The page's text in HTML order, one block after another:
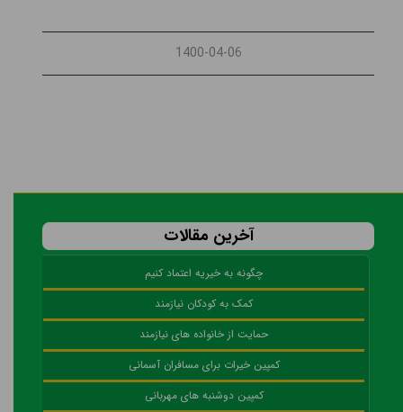
1400-04-06
آخرین مقالات
چگونه به خیریه اعتماد کنیم
کمک به کودکان نیازمند
حمایت از خانواده‌ های نیازمند
کمپین خیرات برای مسافران آسمانی
کمپین دوشنبه ‌های مهربانی